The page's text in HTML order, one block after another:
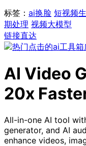
标签： ai换脸 短视频
期处理 视频大模型
链接直达
AI Video
20x
All-in-one AI tool
generator, and AI
enhance videos,